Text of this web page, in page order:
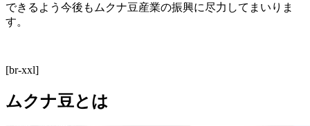
できるよう今後もムクナ豆産業の振興に尽力してまいりま
す。
[br-xxl]
ムクナ豆とは